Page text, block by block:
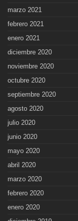
marzo 2021
febrero 2021
enero 2021
diciembre 2020
noviembre 2020
octubre 2020
septiembre 2020
agosto 2020
julio 2020
junio 2020
mayo 2020
abril 2020
marzo 2020
febrero 2020
enero 2020